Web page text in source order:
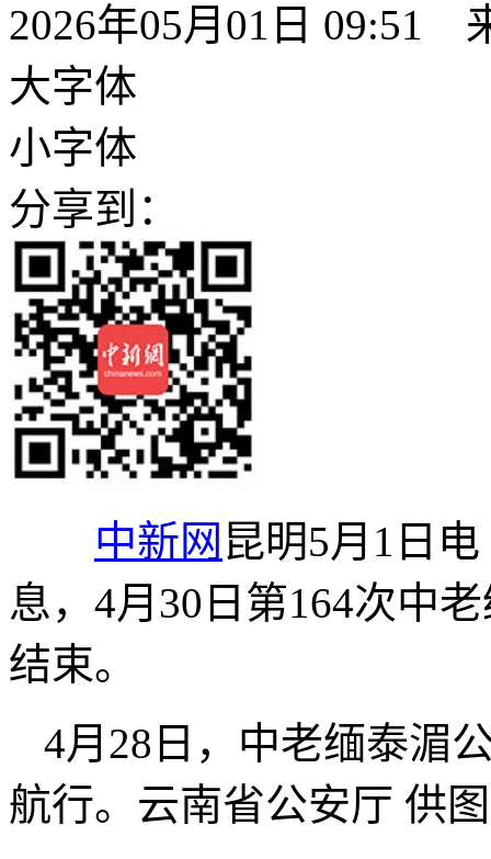
2026年05月01日 09:51
大字体
小字体
分享到：
中新网 昆明5月1日
息，4月30日第164次中
结束。
4月28日，中老缅泰湄
航行。云南省公安厅 供图